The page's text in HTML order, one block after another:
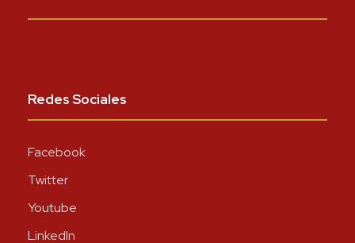
Redes Sociales
Facebook
Twitter
Youtube
LinkedIn